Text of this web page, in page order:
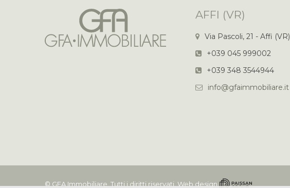
AFFI (VR)
Via Pascoli, 21 - Affi (VR)
+039 045 999002
+039 348 3544944
info@gfaimmobiliare.it
© GFA Immobiliare . Tutti i diritti riservati. Web design